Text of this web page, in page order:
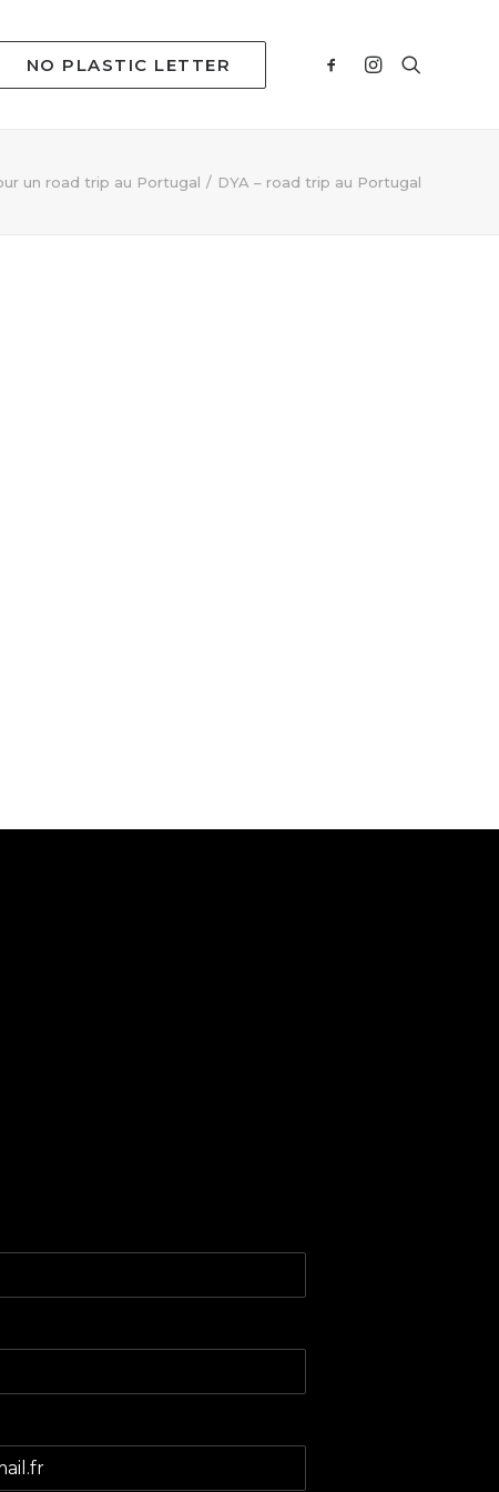
NO PLASTIC LETTER
un road trip au Portugal DYA – road trip au Portugal